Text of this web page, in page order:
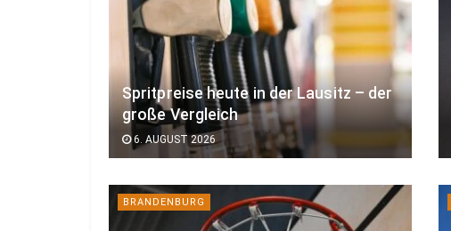
Spritpreise heute in der Lausitz – der
große Vergleich
6. AUGUST 2026
BRANDENBURG